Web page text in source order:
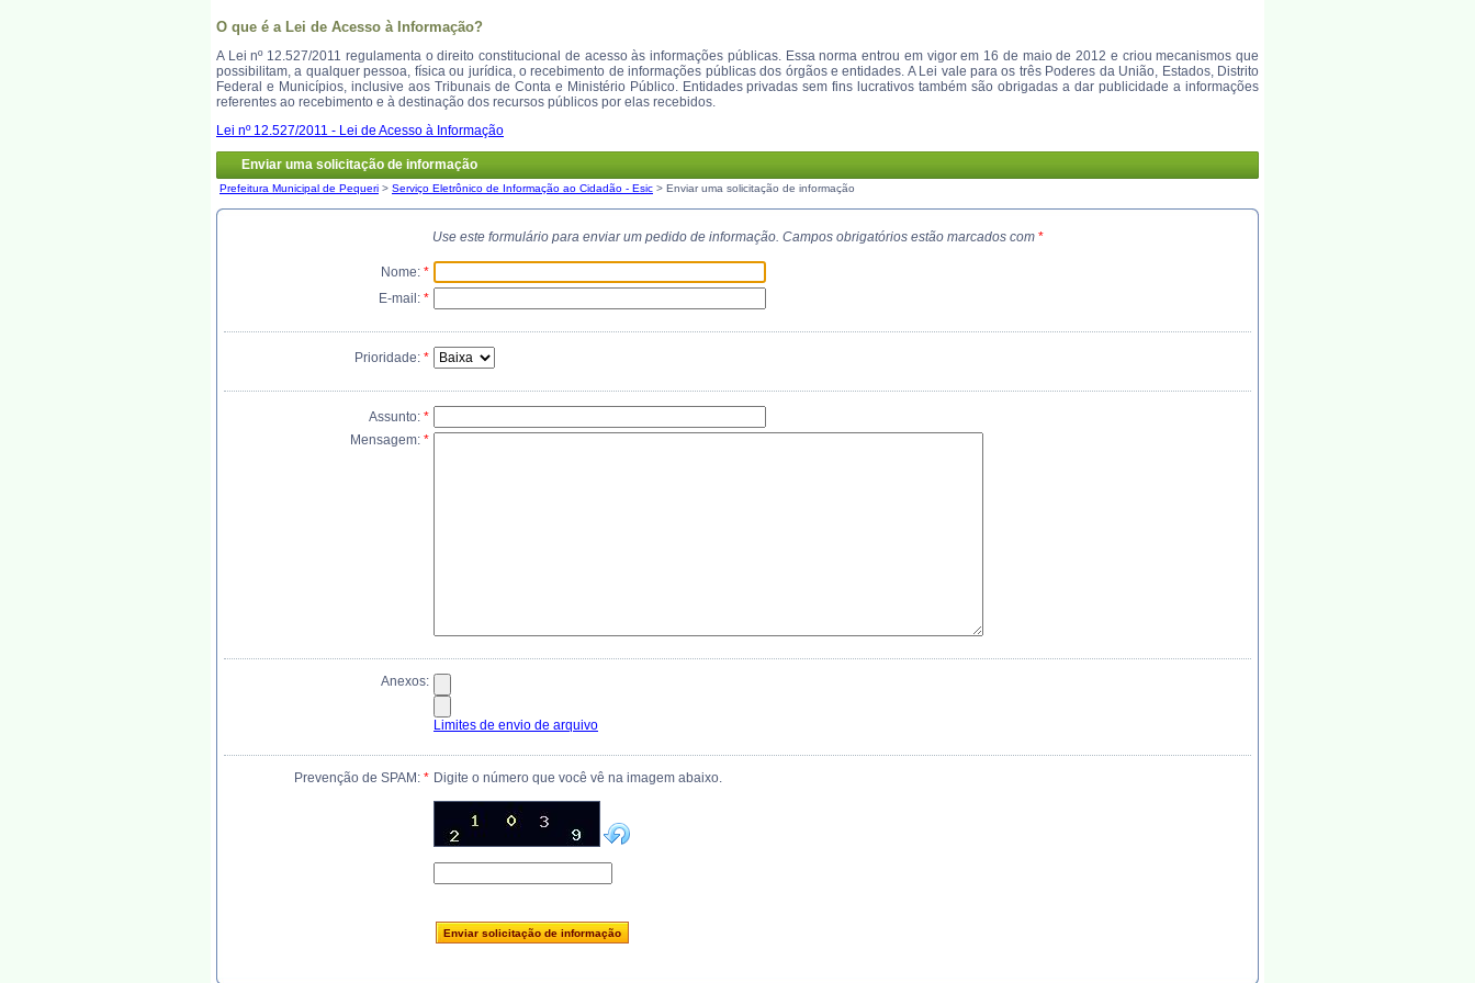
O que é a Lei de Acesso à Informação?
A Lei nº 12.527/2011 regulamenta o direito constitucional de acesso às informações públicas. Essa norma entrou em vigor em 16 de maio de 2012 e criou mecanismos que
possibilitam, a qualquer pessoa, física ou jurídica, o recebimento de informações públicas dos órgãos e entidades. A Lei vale para os três Poderes da União, Estados, Distrito
Federal e Municípios, inclusive aos Tribunais de Conta e Ministério Público. Entidades privadas sem fins lucrativos também são obrigadas a dar publicidade a informações
referentes ao recebimento e à destinação dos recursos públicos por elas recebidos.
Lei nº 12.527/2011 - Lei de Acesso à Informação
Enviar uma solicitação de informação
Prefeitura Municipal de Pequeri > Serviço Eletrônico de Informação ao Cidadão - Esic > Enviar uma solicitação de informação
Use este formulário para enviar um pedido de informação. Campos obrigatórios estão marcados com *
Nome: *
E-mail: *
Prioridade: *
Assunto: *
Mensagem: *
Anexos:
Limites de envio de arquivo
Prevenção de SPAM: * Digite o número que você vê na imagem abaixo.